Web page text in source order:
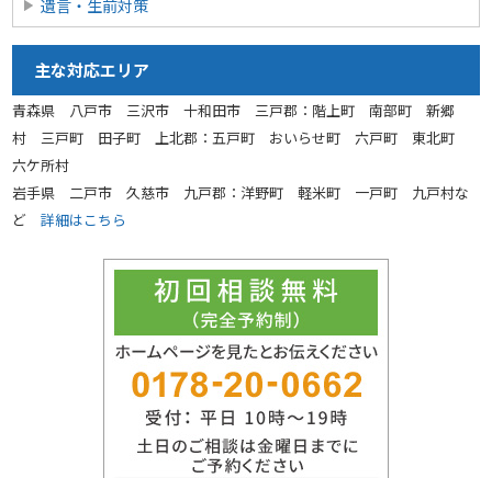
遺言・生前対策
主な対応エリア
青森県 八戸市 三沢市 十和田市 三戸郡：階上町 南部町 新郷
村 三戸町 田子町 上北郡：五戸町 おいらせ町 六戸町 東北町
六ケ所村
岩手県 二戸市 久慈市 九戸郡：洋野町 軽米町 一戸町 九戸村な
ど詳細はこちら